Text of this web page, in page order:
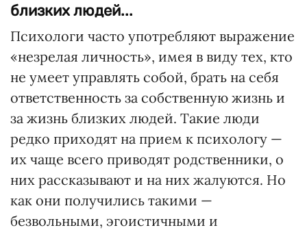
близких людей...
Психологи часто употребляют выражение
«незрелая личность», имея в виду тех, кто
не умеет управлять собой, брать на себя
ответственность за собственную жизнь и
за жизнь близких людей. Такие люди
редко приходят на прием к психологу —
их чаще всего приводят родственники, о
них рассказывают и на них жалуются. Но
как они получились такими —
безвольными, эгоистичными и